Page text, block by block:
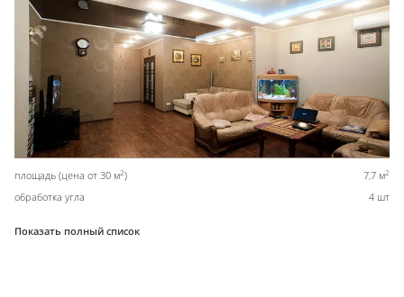
площадь (цена от 30 м2) 7,7 м2
обработка угла 4 шт
Показать полный список